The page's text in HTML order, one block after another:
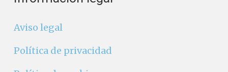
Aviso legal
Política de privacidad